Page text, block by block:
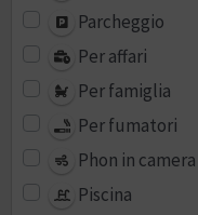
Parcheggio
Per affari
Per famiglia
Per fumatori
Phon in camera
Piscina